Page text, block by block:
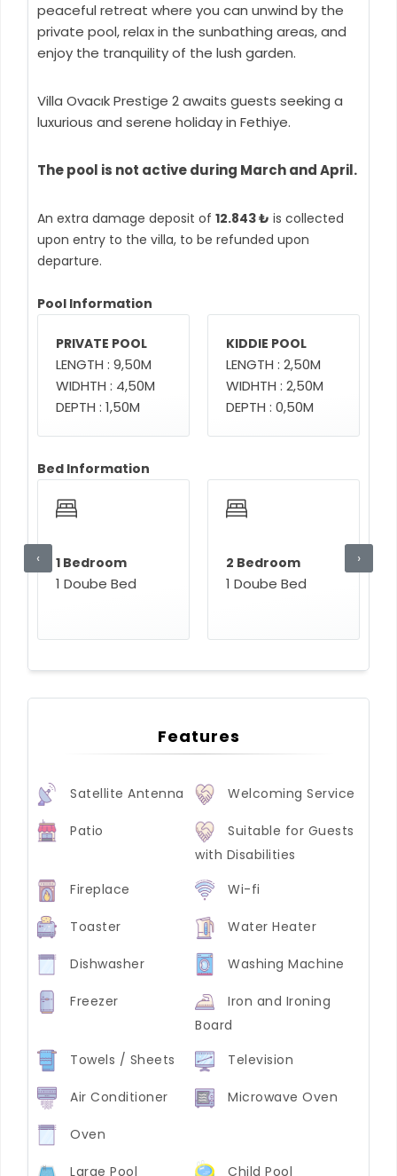
peaceful retreat where you can unwind by the
private pool, relax in the sunbathing areas, and
enjoy the tranquility of the lush garden.
Villa Ovacık Prestige 2 awaits guests seeking a
luxurious and serene holiday in Fethiye.
The pool is not active during March and April.
An extra damage deposit of 12.843 ₺ is collected
upon entry to the villa, to be refunded upon
departure.
Pool Information
PRIVATE POOL
LENGTH : 9,50M
WIDHTH : 4,50M
DEPTH : 1,50M
KIDDIE POOL
LENGTH : 2,50M
WIDHTH : 2,50M
DEPTH : 0,50M
Bed Information
1 Bedroom
1 Doube Bed
2 Bedroom
1 Doube Bed
‹ ›
Features
Satellite Antenna Welcoming Service
Patio
Suitable for Guests
with Disabilities
Fireplace
Wi-fi
Toaster Water Heater
Dishwasher Washing Machine
Freezer
Iron and Ironing
Board
Towels / Sheets
Television
Air Conditioner Microwave Oven
Oven
Large Pool Child Pool